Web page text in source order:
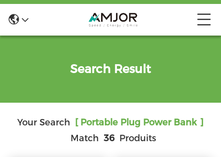
Search Result
Your Search [ Portable Plug Power Bank ]
Match 36Produits